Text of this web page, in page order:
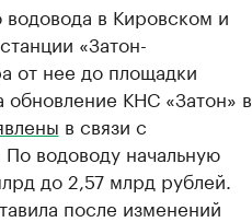
в Кировском и
«Затон-
от нее до площадки
КНС «Затон» в
в связи с
водоводу начальную
до 2,57 млрд рублей.
после изменений